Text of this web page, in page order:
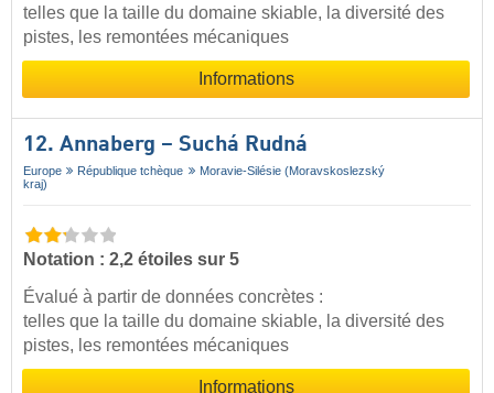
telles que la taille du domaine skiable, la diversité des
pistes, les remontées mécaniques
Informations
12. Annaberg – Suchá Rudná
Europe République tchèque
Moravie-Silésie (Moravskoslezský
kraj)
Notation : 2,2 étoiles sur 5
Évalué à partir de données concrètes :
telles que la taille du domaine skiable, la diversité des
pistes, les remontées mécaniques
Informations